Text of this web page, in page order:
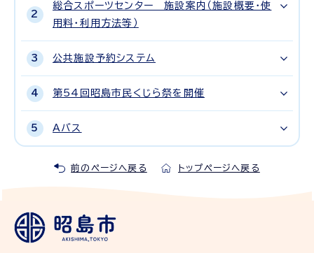
総合スポーツセンター 施設案内（施設概要・使
用料・利用方法等）
公共施設予約システム
第54回昭島市民くじら祭を開催
Aバス
前のページへ戻る トップページへ戻る